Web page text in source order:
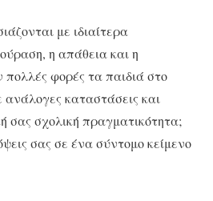
με ιδιαίτερα
η απάθεια και η
φορές τα παιδιά στο
καταστάσεις και
σας σχολική πραγματικότητα;
σας σε ένα σύντομο κείμενο